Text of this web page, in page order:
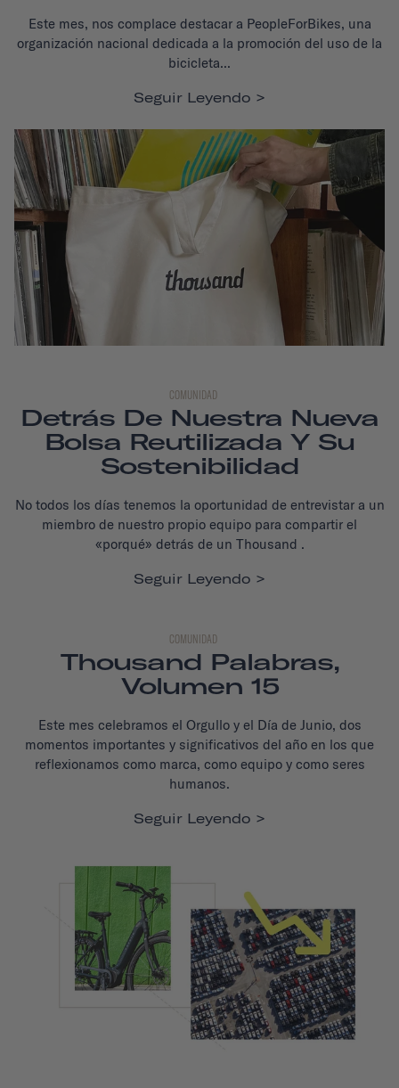
Este mes, nos complace destacar a PeopleForBikes, una
organización nacional dedicada a la promoción del uso de la
bicicleta...
Seguir Leyendo
COMUNIDAD
Detrás De Nuestra Nueva
Bolsa Reutilizada Y Su
Sostenibilidad
No todos los días tenemos la oportunidad de entrevistar a un
miembro de nuestro propio equipo para compartir el
«porqué» detrás de un Thousand .
Seguir Leyendo
COMUNIDAD
Thousand Palabras,
Volumen 15
Este mes celebramos el Orgullo y el Día de Junio, dos
momentos importantes y significativos del año en los que
reflexionamos como marca, como equipo y como seres
humanos.
Seguir Leyendo